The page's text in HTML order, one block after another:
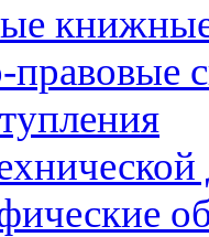
правовые